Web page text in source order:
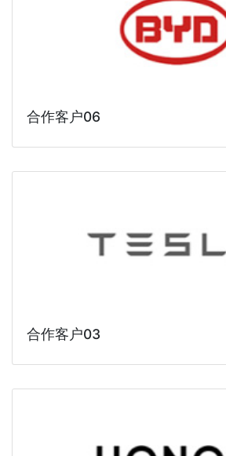
合作客户06
合作客户03